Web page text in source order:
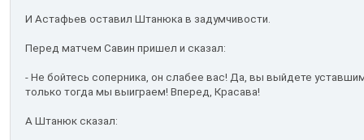
И Астафьев оставил Штанюка в задумчивости.
Перед матчем Савин пришел и сказал:
- Не бойтесь соперника, он слабее вас! Да, вы выйдете
только тогда мы выиграем! Вперед, Красава!
А Штанюк сказал: